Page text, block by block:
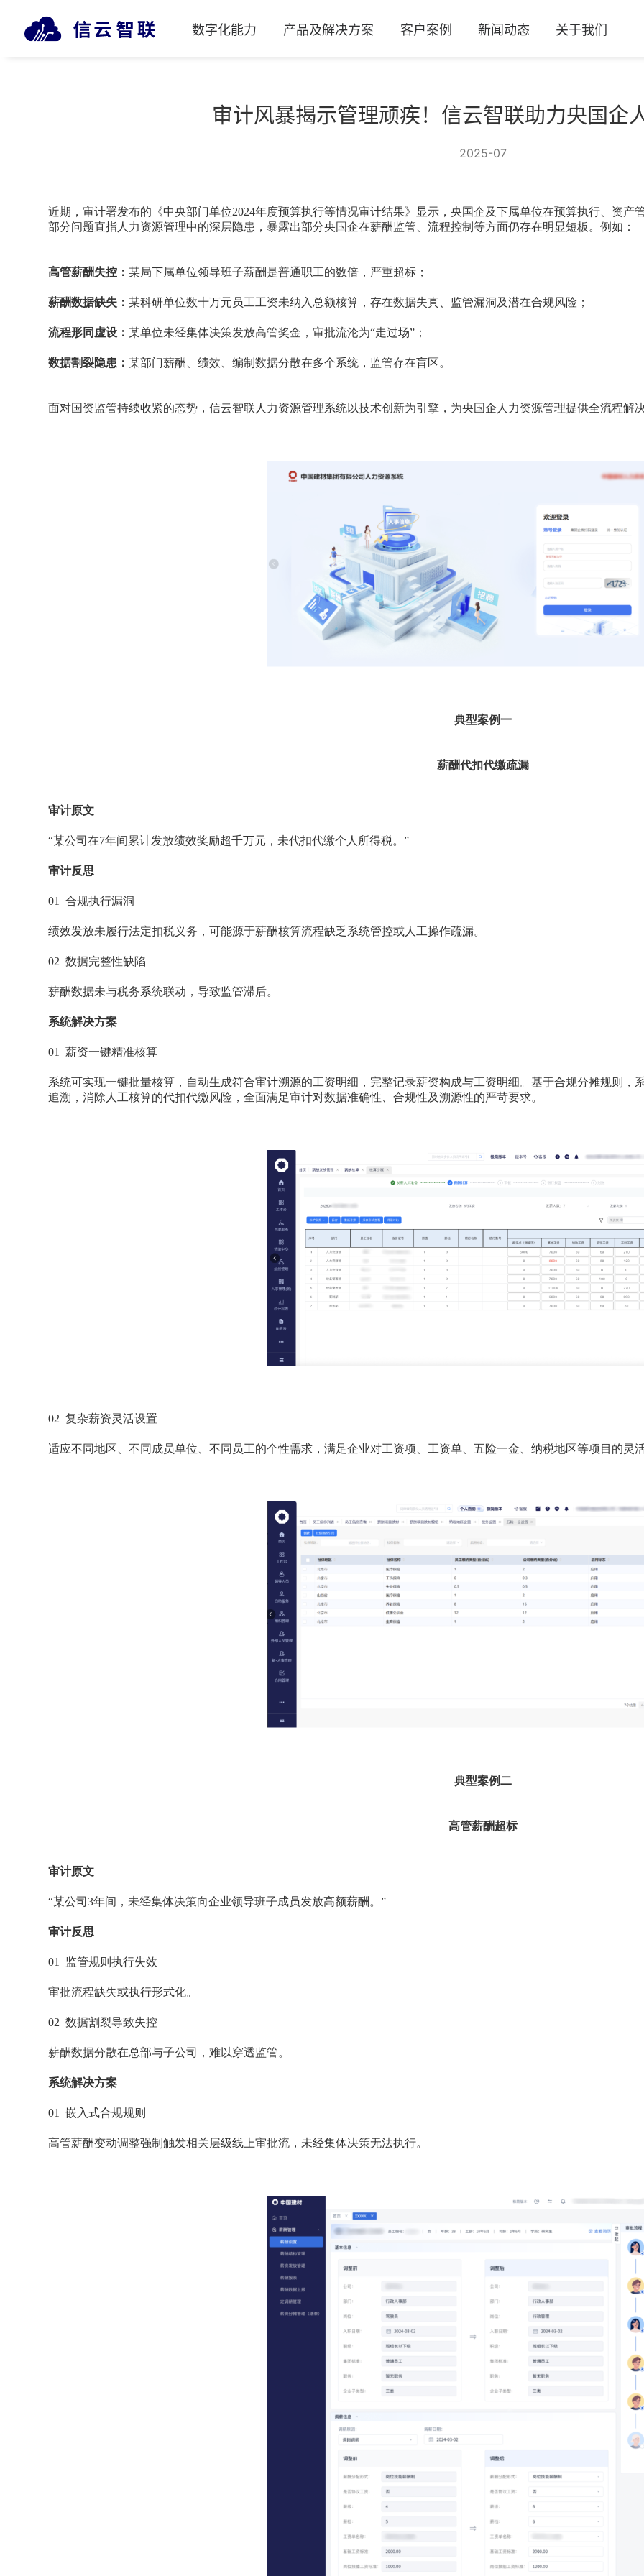
数字化能力 产品及解决方案 客户案例 新闻动态 关于我们
审计风暴揭示管理顽疾！信云智联助力央国企
2025-07
近期，审计署发布的《中央部门单位2024年度预算执行等情况审计结果》显示，央国企及下属单位在预算执行、资产
部分问题直指人力资源管理中的深层隐患，暴露出部分央国企在薪酬监管、流程控制等方面仍存在明显短板。例如：
高管薪酬失控：某局下属单位领导班子薪酬是普通职工的数倍，严重超标；
薪酬数据缺失：某科研单位数十万元员工工资未纳入总额核算，存在数据失真、监管漏洞及潜在合规风险；
流程形同虚设：某单位未经集体决策发放高管奖金，审批流沦为“走过场”；
数据割裂隐患：某部门薪酬、绩效、编制数据分散在多个系统，监管存在盲区。
面对国资监管持续收紧的态势 ，信云智联人力资源管理系统以技术创新为引擎，为央国企人力资源管理提供全流程解
典型案例一
薪酬代扣代缴疏漏
审计原文
“某公司在7年间累计发放绩效奖励超千万元，未代扣代缴个人所得税。”
审计反思
01 合规执行漏洞
绩效发放未履行法定扣税义务，可能源于薪酬核算流程缺乏系统管控或人工操作疏漏。
02 数据完整性缺陷
薪酬数据未与税务系统联动，导致监管滞后。
系统解决方案
01 薪资一键精准核算
系统可实现一键批量核算，自动生成符合审计溯源的工资明细，完整记录薪资构成与工资明细。基于合规分摊规则，
追溯，消除人工核算的代扣代缴风险，全面满足审计对数据准确性、合规性及溯源性的严苛要求。
02 复杂薪资灵活设置
适应不同地区、不同成员单位、不同员工的个性需求，满足企业对工资项、工资单、五险一金、纳税地区等项目的灵
典型案例二
高管薪酬超标
审计原文
“某公司3年间，未经集体决策向企业领导班子成员发放高额薪酬。”
审计反思
01 监管规则执行失效
审批流程缺失或执行形式化。
02 数据割裂导致失控
薪酬数据分散在总部与子公司，难以穿透监管。
系统解决方案
01 嵌入式合规规则
高管薪酬变动调整强制触发相关层级线上审批流，未经集体决策无法执行。